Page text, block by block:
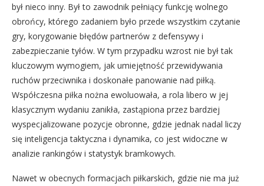
był nieco inny. Był to zawodnik pełniący funkcję wolnego
obrońcy, którego zadaniem było przede wszystkim czytanie
gry, korygowanie błędów partnerów z defensywy i
zabezpieczanie tyłów. W tym przypadku wzrost nie był tak
kluczowym wymogiem, jak umiejętność przewidywania
ruchów przeciwnika i doskonałe panowanie nad piłką.
Współczesna piłka nożna ewoluowała, a rola libero w jej
klasycznym wydaniu zanikła, zastąpiona przez bardziej
wyspecjalizowane pozycje obronne, gdzie jednak nadal liczy
się inteligencja taktyczna i dynamika, co jest widoczne w
analizie rankingów i statystyk bramkowych.
Nawet w obecnych formacjach piłkarskich, gdzie nie ma już